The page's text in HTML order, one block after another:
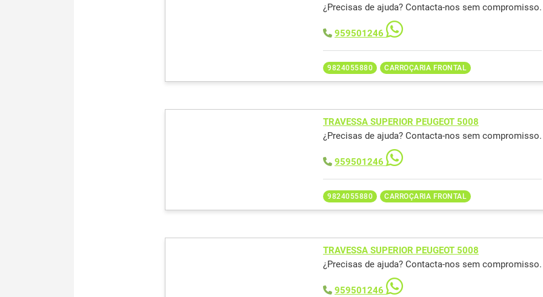
¿Precisas de ajuda? Contacta-nos sem compromisso.
959501246
9824055880 CARROÇARIA FRONTAL
TRAVESSA SUPERIOR PEUGEOT 5008
¿Precisas de ajuda? Contacta-nos sem compromisso.
959501246
9824055880 CARROÇARIA FRONTAL
TRAVESSA SUPERIOR PEUGEOT 5008
¿Precisas de ajuda? Contacta-nos sem compromisso.
959501246